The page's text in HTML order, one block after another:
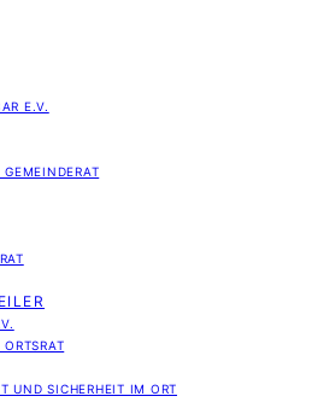
E.V.
UND SICHERHEIT IM ORT